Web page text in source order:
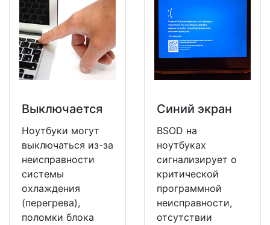
Выключается
Ноутбуки могут
выключаться из-за
неисправности
системы
охлаждения
(перегрева),
поломки блока
Синий экран
BSOD на
ноутбуках
сигнализирует о
критической
программной
неисправности,
отсутствии